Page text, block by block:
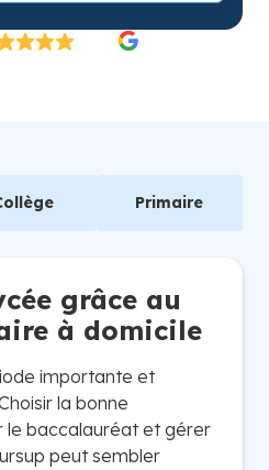
Primaire
grâce au
à domicile
importante et
la bonne
le baccalauréat et gérer
peut sembler